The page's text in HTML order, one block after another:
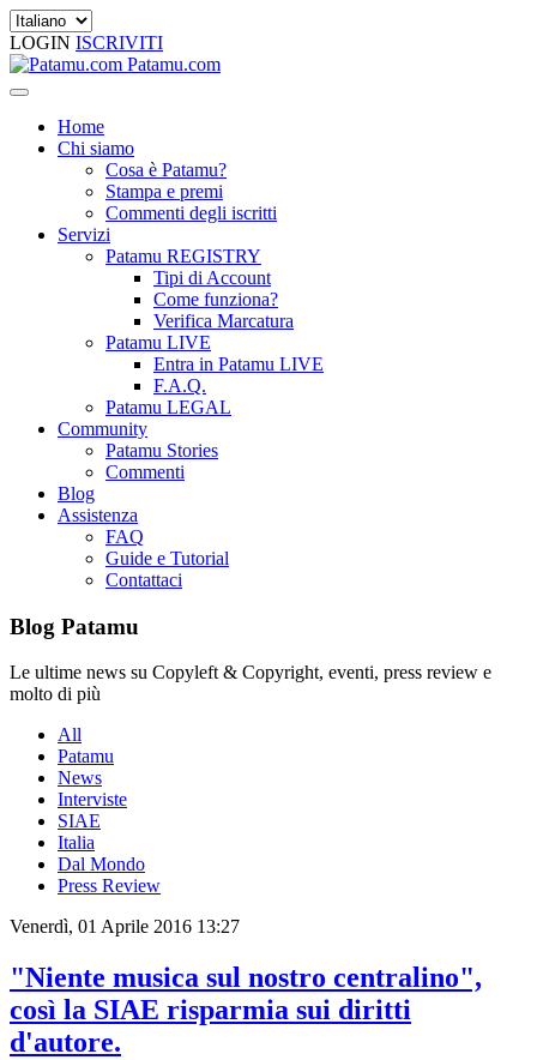
LOGIN ISCRIVITI
Patamu.com
Home
Chi siamo
Cosa è Patamu?
Stampa e premi
Commenti degli iscritti
Servizi
Patamu REGISTRY
Tipi di Account
Come funziona?
Verifica Marcatura
Patamu LIVE
Entra in Patamu LIVE
F.A.Q.
Patamu LEGAL
Community
Patamu Stories
Commenti
Blog
Assistenza
FAQ
Guide e Tutorial
Contattaci
Blog Patamu
Le ultime news su Copyleft & Copyright, eventi, press review e
molto di più
All
Patamu
News
Interviste
SIAE
Italia
Dal Mondo
Press Review
Venerdì, 01 Aprile 2016 13:27
"Niente musica sul nostro centralino",
così la SIAE risparmia sui diritti
d'autore.